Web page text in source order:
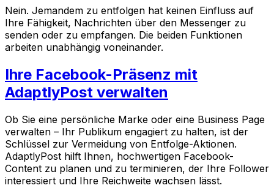
Nein. Jemandem zu entfolgen hat keinen Einfluss auf
Ihre Fähigkeit, Nachrichten über den Messenger zu
senden oder zu empfangen. Die beiden Funktionen
arbeiten unabhängig voneinander.
Ihre Facebook-Präsenz mit
AdaptlyPost verwalten
Ob Sie eine persönliche Marke oder eine Business Page
verwalten – Ihr Publikum engagiert zu halten, ist der
Schlüssel zur Vermeidung von Entfolge-Aktionen.
AdaptlyPost hilft Ihnen, hochwertigen Facebook-
Content zu planen und zu terminieren, der Ihre Follower
interessiert und Ihre Reichweite wachsen lässt.